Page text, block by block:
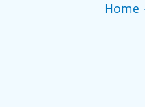
Home